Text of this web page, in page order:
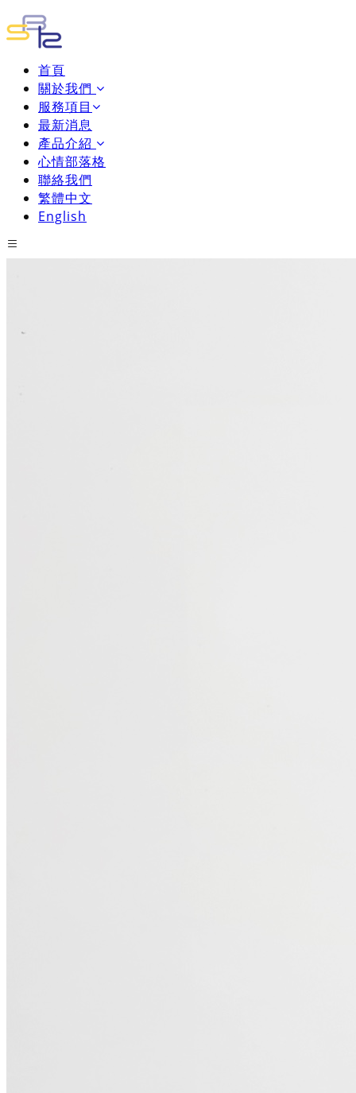
首頁
關於我們
服務項目
最新消息
產品介紹
心情部落格
聯絡我們
繁體中文
English